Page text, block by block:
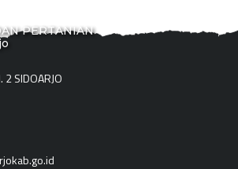
PERTANIAN
2 SIDOARJO